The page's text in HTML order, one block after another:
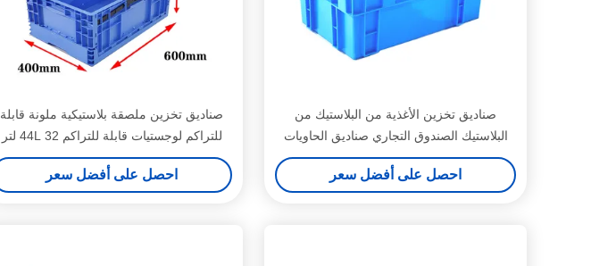
صناديق تخزين الأغذية من البلاستيك من
البلاستيك الصندوق التجاري صناديق الحاويات
HDPE صناديق النقل
احصل على أفضل سعر
صناديق تخزين ملصقة بلاستيكية ملونة قابلة
للتراكم لوجستيات قابلة للتراكم 44L 32 لتر
احصل على أفضل سعر